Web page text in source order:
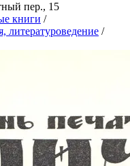
пер., 15
книги /
литературоведение /